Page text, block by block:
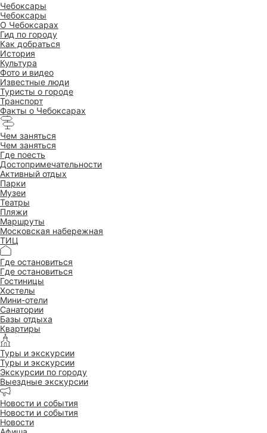
Чебоксары
Чебоксары
O Чебоксарах
Гид по городу
Как добраться
История
Культура
Фото и видео
Известные люди
Туристы о городе
Транспорт
Факты о Чебоксарах
Чем заняться
Чем заняться
Где поесть
Достопримеча­тельности
Активный отдых
Парки
Музеи
Театры
Пляжи
Маршруты
Московская набережная
ТИЦ
Где остановиться
Где остановиться
Гостиницы
Хостелы
Мини-отели
Санатории
Базы отдыха
Квартиры
Туры и экскурсии
Туры и экскурсии
Экскурсии по городу
Выездные экскурсии
Новости и события
Новости и события
Новости